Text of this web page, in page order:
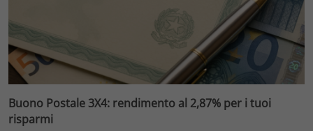
Buono Postale 3X4: rendimento al 2,87% per i tuoi
risparmi